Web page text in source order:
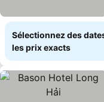
Sélectionnez des
les prix exacts